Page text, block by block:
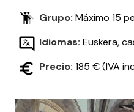
Grupo: Máximo 15
Idiomas: Euskera,
Precio: 185 € (IVA